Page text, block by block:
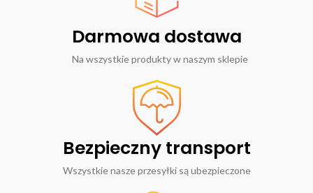
Darmowa dostawa
Na wszystkie produkty w naszym sklepie
Bezpieczny transport
Wszystkie nasze przesyłki są ubezpieczone